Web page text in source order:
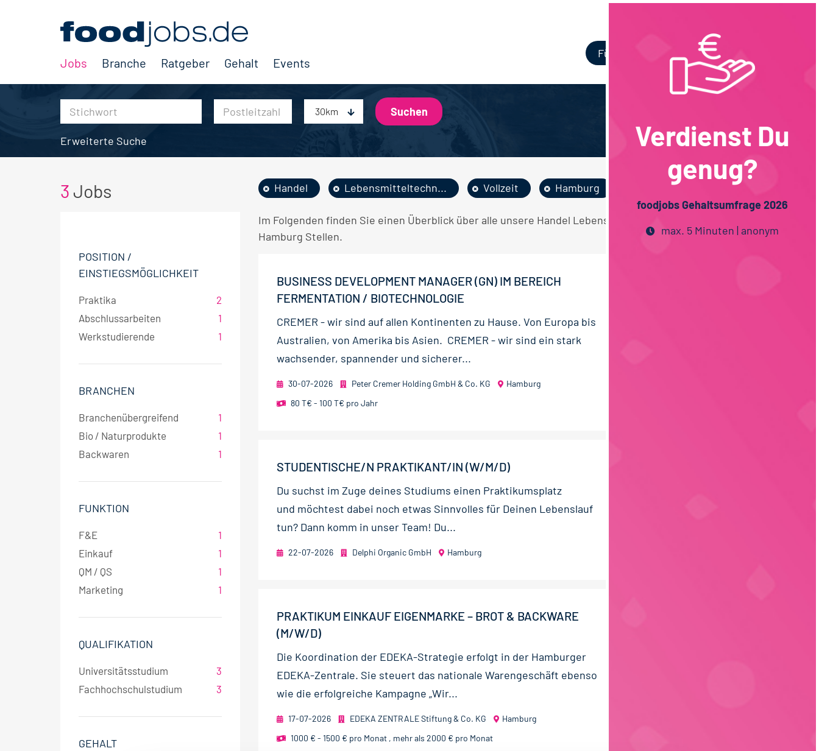
Jobs Branche Ratgeber Gehalt Events
Für Unternehmen
30km
Erweiterte Suche
3 Jobs
POSITION /
EINSTIEGSMÖGLICHKEIT
Praktika
2
Abschlussarbeiten
1
Werkstudierende
1
BRANCHEN
Branchenübergreifend
1
Bio / Naturprodukte
1
Backwaren
1
FUNKTION
F&E
1
Einkauf
1
QM / QS
1
Marketing
1
QUALIFIKATION
Universitätsstudium
3
Fachhochschulstudium
3
GEHALT
Handel Lebensmitteltechn... Vollzeit Hamburg
Im Folgenden finden Sie einen Überblick über alle unsere Handel Lebensmitteltechnologie Vollzeit
Hamburg Stellen.
BUSINESS DEVELOPMENT MANAGER (GN) IM BEREICH
FERMENTATION / BIOTECHNOLOGIE
CREMER - wir sind auf allen Kontinenten zu Hause. Von Europa bis
Australien, von Amerika bis Asien. CREMER - wir sind ein stark
wachsender, spannender und sicherer...
30-07-2026 Peter Cremer Holding GmbH & Co. KG
Hamburg
80 T€ - 100 T€ pro Jahr
STUDENTISCHE/N PRAKTIKANT/IN (W/M/D)
Du suchst im Zuge deines Studiums einen Praktikumsplatz
und möchtest dabei noch etwas Sinnvolles für Deinen Lebenslauf
tun? Dann komm in unser Team! Du...
22-07-2026 Delphi Organic GmbH Hamburg
PRAKTIKUM EINKAUF EIGENMARKE – BROT & BACKWARE
(M/W/D)
Die Koordination der EDEKA-Strategie erfolgt in der Hamburger
EDEKA-Zentrale. Sie steuert das nationale Warengeschäft ebenso
wie die erfolgreiche Kampagne „Wir...
17-07-2026 EDEKA ZENTRALE Stiftung & Co. KG
Hamburg
1000 € - 1500 € pro Monat , mehr als 2000 € pro Monat
Verdienst Du
genug?
foodjobs Gehaltsumfrage 2026
max. 5 Minuten | anonym